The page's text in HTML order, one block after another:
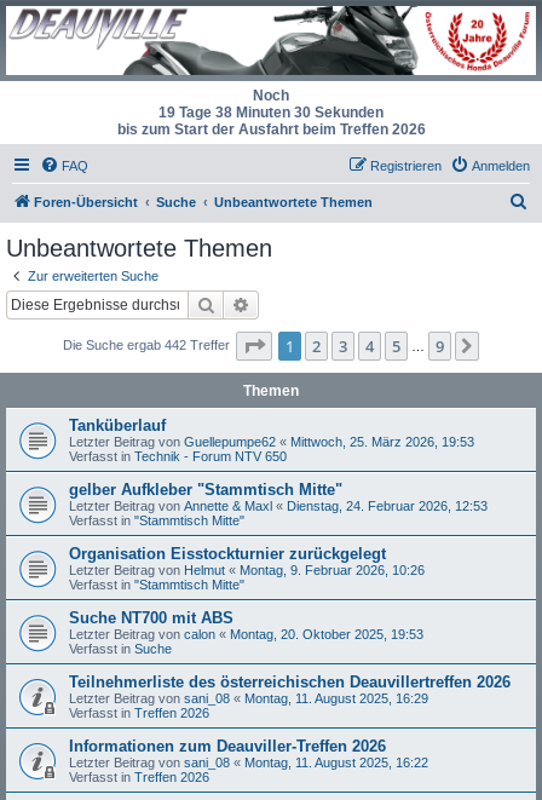
Noch
19 Tage 38 Minuten 30 Sekunden
bis zum Start der Ausfahrt beim Treffen 2026
FAQ Anmelden
Registrieren
Foren-Übersicht Suche Unbeantwortete Themen
Unbeantwortete Themen
Zur erweiterten Suche
Suche
Die Suche ergab 442 Treffer Seite 1von
1 2 3 4 5 … 9
Themen
Tanküberlauf
Letzter Beitrag von Guellepumpe62 « Mittwoch, 25. März 2026, 19:53
Verfasst in Technik - Forum NTV 650
gelber Aufkleber "Stammtisch Mitte"
Letzter Beitrag von Annette & Maxl « Dienstag, 24. Februar 2026, 12:53
Verfasst in "Stammtisch Mitte"
Organisation Eisstockturnier zurückgelegt
Letzter Beitrag von Helmut « Montag, 9. Februar 2026, 10:26
Verfasst in "Stammtisch Mitte"
Suche NT700 mit ABS
Letzter Beitrag von calon « Montag, 20. Oktober 2025, 19:53
Verfasst in Suche
Teilnehmerliste des österreichischen Deauvillertreffen 2026
Letzter Beitrag von sani_08 « Montag, 11. August 2025, 16:29
Verfasst in Treffen 2026
Informationen zum Deauviller-Treffen 2026
Letzter Beitrag von sani_08 « Montag, 11. August 2025, 16:22
Verfasst in Treffen 2026